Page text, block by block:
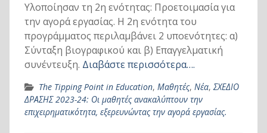
Υλοποίησαν τη 2η ενότητας: Προετοιμασία για
την αγορά εργασίας. Η 2η ενότητα του
προγράμματος περιλαμβάνει 2 υποενότητες: α)
Σύνταξη βιογραφικού και β) Επαγγελματική
συνέντευξη. Διαβάστε περισσότερα….
The Tipping Point in Education, Μαθητές, Νέα,ΣΧΕΔΙΟ
ΔΡΑΣΗΣ 2023-24: Οι μαθητές ανακαλύπτουν την
επιχειρηματικότητα, εξερευνώντας την αγορά εργασίας.